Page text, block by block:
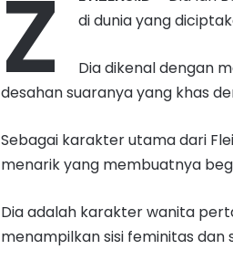
Z
di dunia yang
Dia dikenal dengan
desahan suaranya yang khas
Sebagai karakter utama dari
menarik yang membuatnya
Dia adalah karakter wanita
menampilkan sisi feminitas dan